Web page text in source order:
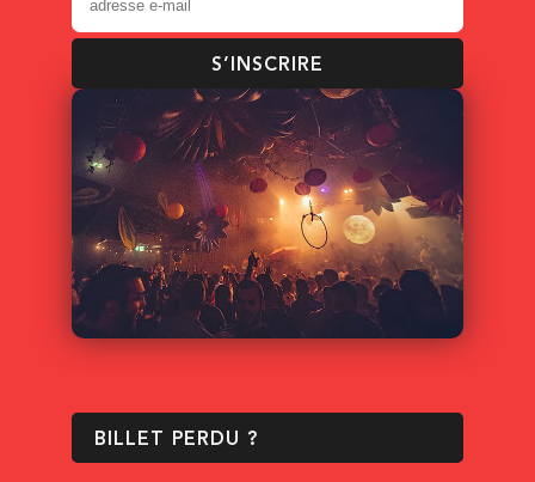
S’INSCRIRE
BILLET PERDU ?